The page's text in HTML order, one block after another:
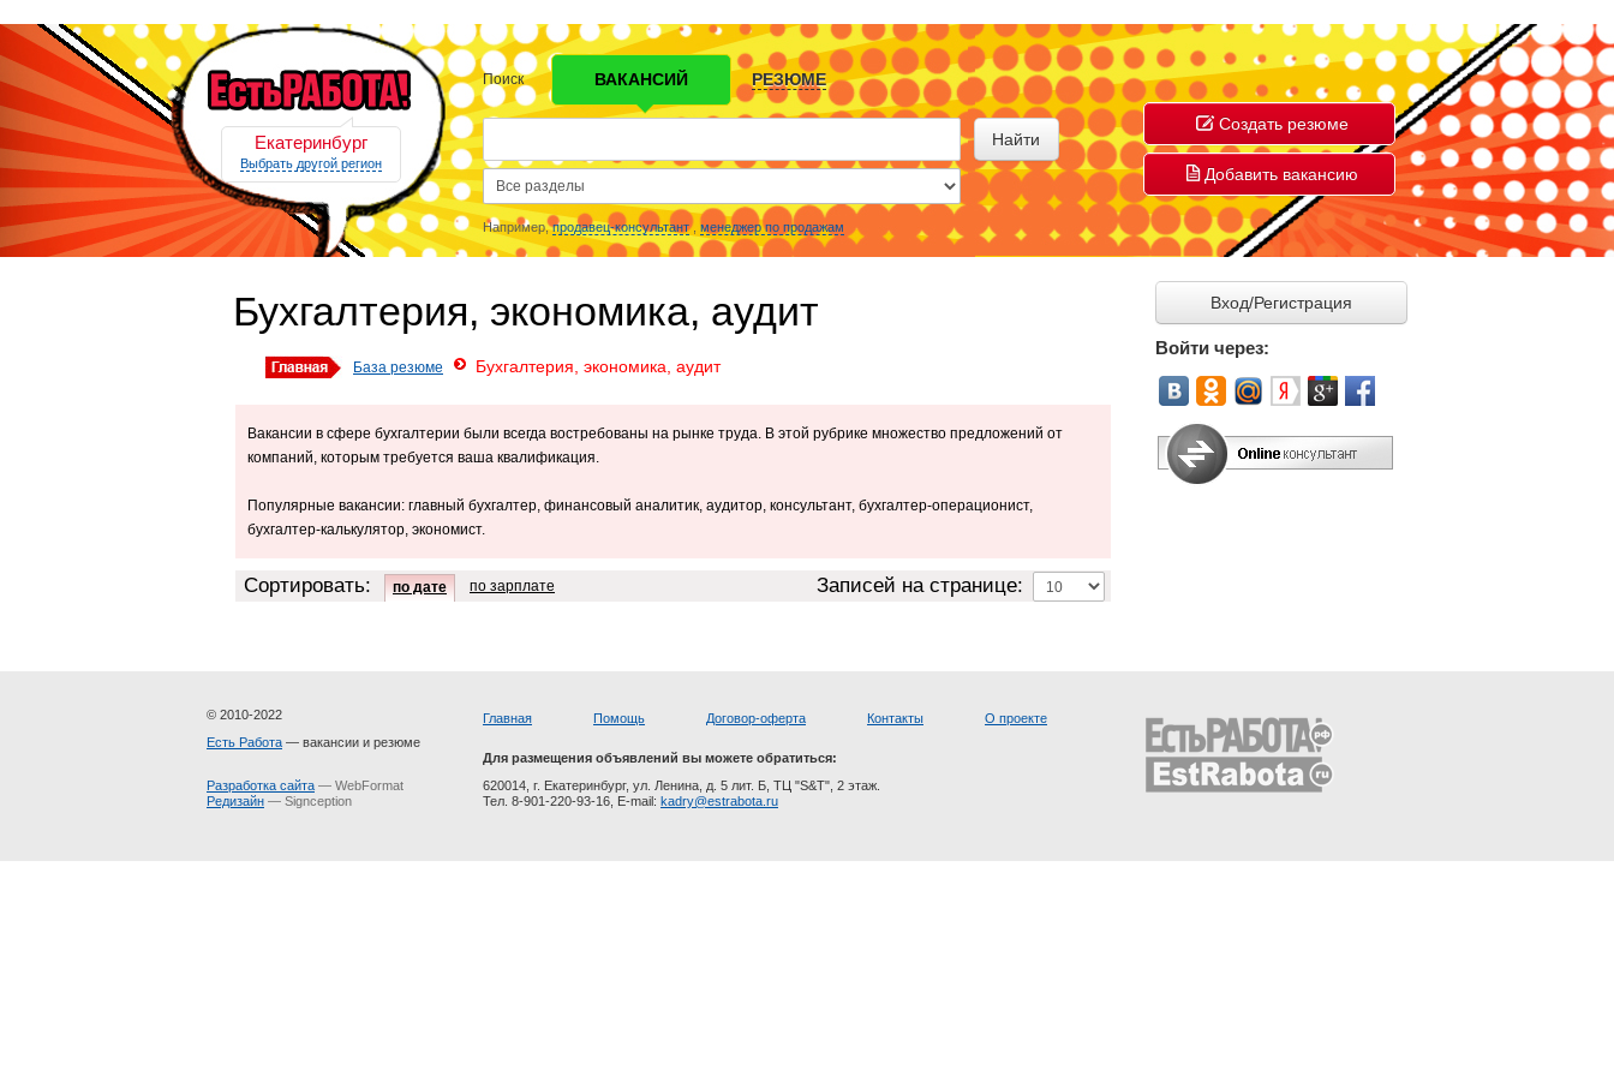
Екатеринбург
Выбрать другой регион
Поиск ВАКАНСИЙ РЕЗЮМЕ
Найти
Например,продавец-консультант, менеджер по продажам
Создать резюме
Добавить вакансию
Бухгалтерия, экономика, аудит
База резюме Бухгалтерия, экономика, аудит
Вакансии в сфере бухгалтерии были всегда востребованы на рынке труда. В этой рубрике множество предложений от
компаний, которым требуется ваша квалификация.
Популярные вакансии: главный бухгалтер, финансовый аналитик, аудитор, консультант, бухгалтер-операционист,
бухгалтер-калькулятор, экономист.
Записей на странице:
Сортировать: по дате по зарплате
Вход/Регистрация
Войти через:
© 2010-2022
Есть Работа — вакансии и резюме
Разработка сайта — WebFormat
Редизайн — Signception
Главная Помощь Договор-оферта Контакты О проекте
Для размещения объявлений вы можете обратиться:
620014, г. Екатеринбург, ул. Ленина, д. 5 лит. Б, ТЦ "S&T", 2 этаж.
Тел. 8-901-220-93-16, E-mail: kadry@estrabota.ru